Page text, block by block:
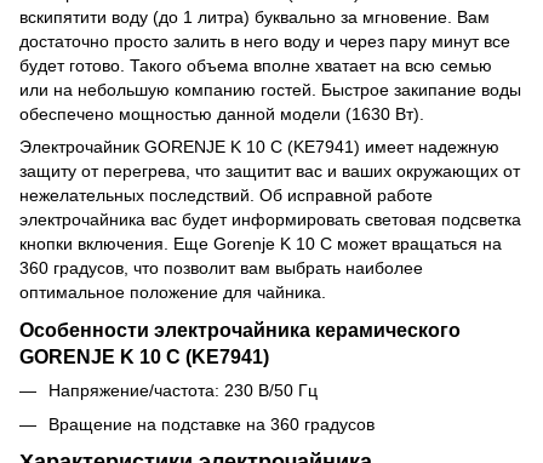
вскипятити воду (до 1 литра) буквально за мгновение. Вам
достаточно просто залить в него воду и через пару минут все
будет готово. Такого объема вполне хватает на всю семью
или на небольшую компанию гостей. Быстрое закипание воды
обеспечено мощностью данной модели (1630 Вт).
Электрочайник GORENJE K 10 C (KE7941) имеет надежную
защиту от перегрева, что защитит вас и ваших окружающих от
нежелательных последствий. Об исправной работе
электрочайника вас будет информировать световая подсветка
кнопки включения. Еще Gorenje K 10 C может вращаться на
360 градусов, что позволит вам выбрать наиболее
оптимальное положение для чайника.
Особенности электрочайника керамического
GORENJE K 10 C (KE7941)
Напряжение/частота: 230 В/50 Гц
Вращение на подставке на 360 градусов